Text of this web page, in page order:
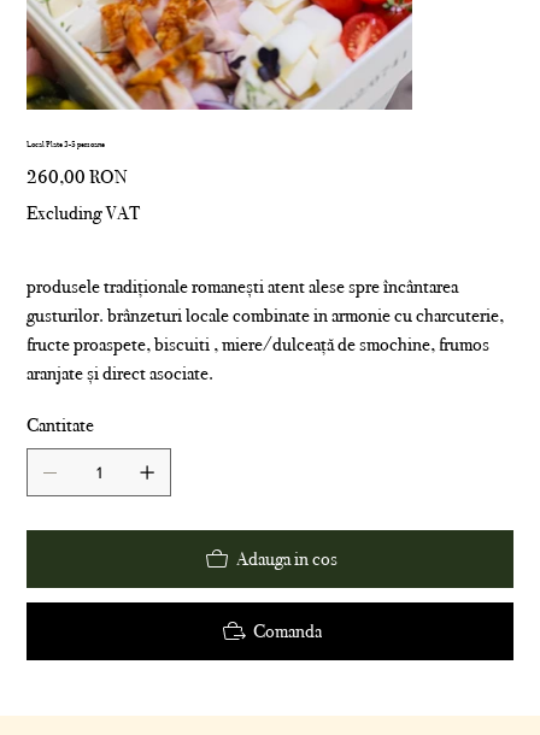
Local Plate 3-5 persoane
Price
260,00 RON
Excluding VAT
produsele tradiționale romanești atent alese spre încântarea
gusturilor. brânzeturi locale combinate in armonie cu charcuterie,
fructe proaspete, biscuiti , miere/dulceață de smochine, frumos
aranjate și direct asociate.
Cantitate
Adauga in cos
Comanda